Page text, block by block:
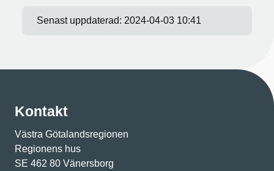
Senast uppdaterad: 2024-04-03 10:41
Kontakt
Västra Götalandsregionen
Regionens hus
SE 462 80 Vänersborg